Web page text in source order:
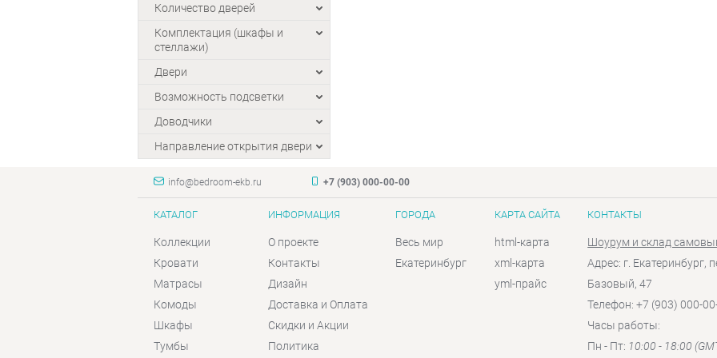
Количество дверей
Комплектация (шкафы и
стеллажи)
Двери
Возможность подсветки
Доводчики
Направление открытия двери
info@bedroom-ekb.ru +7 (903) 000-00-00
КАТАЛОГ
Коллекции
Кровати
Матрасы
Комоды
Шкафы
Тумбы
ИНФОРМАЦИЯ
О проекте
Контакты
Дизайн
Доставка и Оплата
Скидки и Акции
Политика
ГОРОДА
Весь мир
Екатеринбург
КАРТА САЙТА
html-карта
xml-карта
yml-прайс
КОНТАКТЫ
Шоурум и склад
Адрес: г. Екатеринбург,
Базовый, 47
Телефон: +7 (903) 000-
Часы работы:
Пн - Пт: 10:00 - 18:00